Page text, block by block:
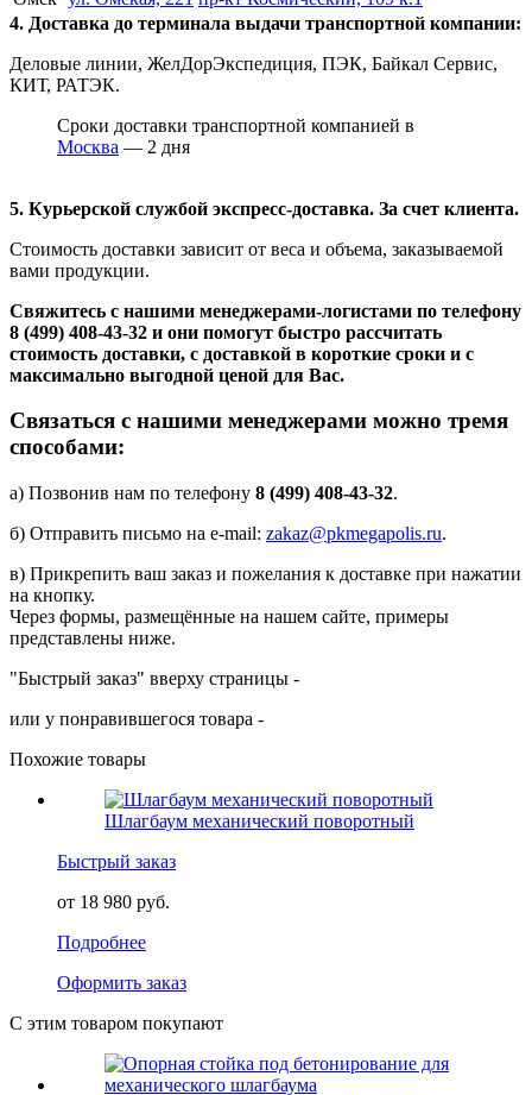
4. Доставка до терминала выдачи транспортной компании:
Деловые линии, ЖелДорЭкспедиция, ПЭК, Байкал Сервис,
КИТ, РАТЭК.
Сроки доставки транспортной компанией в
Москва — 2 дня
5. Курьерской службой экспресс-доставка. За счет клиента.
Стоимость доставки зависит от веса и объема, заказываемой
вами продукции.
Свяжитесь с нашими менеджерами-логистами по телефону
8 (499) 408-43-32 и они помогут быстро рассчитать
стоимость доставки, с доставкой в короткие сроки и с
максимально выгодной ценой для Вас.
Связаться с нашими менеджерами можно тремя
способами:
а) Позвонив нам по телефону 8 (499) 408-43-32.
б) Отправить письмо на e-mail: zakaz@pkmegapolis.ru.
в) Прикрепить ваш заказ и пожелания к доставке при нажатии
на кнопку.
Через формы, размещённые на нашем сайте, примеры
представлены ниже.
"Быстрый заказ" вверху страницы -
или у понравившегося товара -
Похожие товары
Шлагбаум механический поворотный
Быстрый заказ
от 18 980 руб.
Подробнее
Оформить заказ
С этим товаром покупают